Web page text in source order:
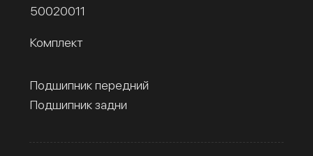
50020011
Комплект
Подшипник передний
Подшипник задни